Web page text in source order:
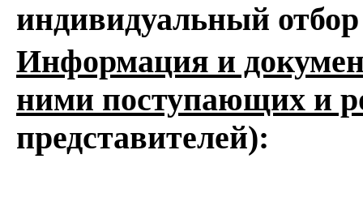
индивидуальный
Информация и
ними поступающих и
представителей):